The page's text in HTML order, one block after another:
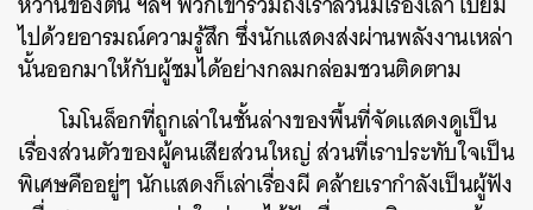
ไปด้วยอารมณ์ความรู้สึก ซึ่งนักแสดงส่งผ่านพลังงานเหล่า
นั้นออกมาให้กับผู้ชมได้อย่างกลมกล่อมชวนติดตาม
โมโนล็อกที่ถูกเล่าในชั้นล่างของพื้นที่จัดแสดงดูเป็น
เรื่องส่วนตัวของผู้คนเสียส่วนใหญ่ ส่วนที่เราประทับใจเป็น
พิเศษคืออยู่ๆ นักแสดงก็เล่าเรื่องผี คล้ายเรากำลังเป็นผู้ฟัง